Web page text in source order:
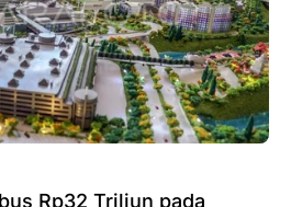
Rp32 Triliun pada